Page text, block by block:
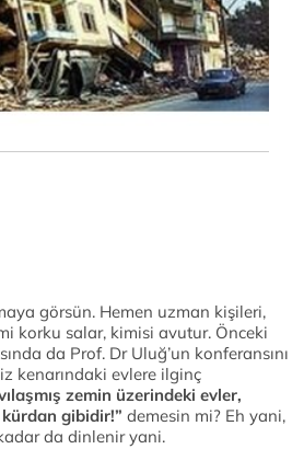
görsün. Hemen uzman kişileri,
korku salar, kimisi avutur. Önceki
da Prof. Dr Uluğ’un konferansını
kenarındaki evlere ilginç
zemin üzerindeki evler,
gibidir!” demesin mi? Eh yani,
da dinlenir yani.